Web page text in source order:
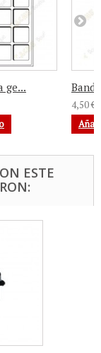
ge...
4,50 €
ESTE